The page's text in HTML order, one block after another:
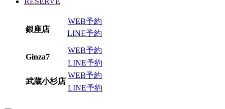
銀座店
WEB予約
LINE予約
Ginza7
WEB予約
LINE予約
武蔵小杉店
WEB予約
LINE予約